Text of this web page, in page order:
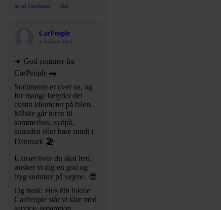
Se på Facebook · Del
CarPeople
1 måned siden
☀️ God sommer fra
CarPeople 🚗
Sommeren er over os, og
for mange betyder det
ekstra kilometer på bilen.
Måske går turen til
sommerhus, sydpå,
stranden eller bare rundt i
Danmark 🏖️
Uanset hvor du skal hen,
ønsker vi dig en god og
tryg sommer på vejene. 😎
Og husk: Hos din lokale
CarPeople står vi klar med
service, reparation,